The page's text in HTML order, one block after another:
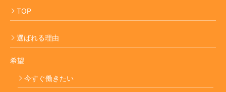
TOP
選ばれる理由
希望
今すぐ働きたい